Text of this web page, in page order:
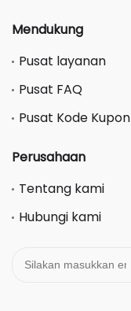
Mendukung
Pusat layanan
Pusat FAQ
Pusat Kode Kupon
Perusahaan
Tentang kami
Hubungi kami